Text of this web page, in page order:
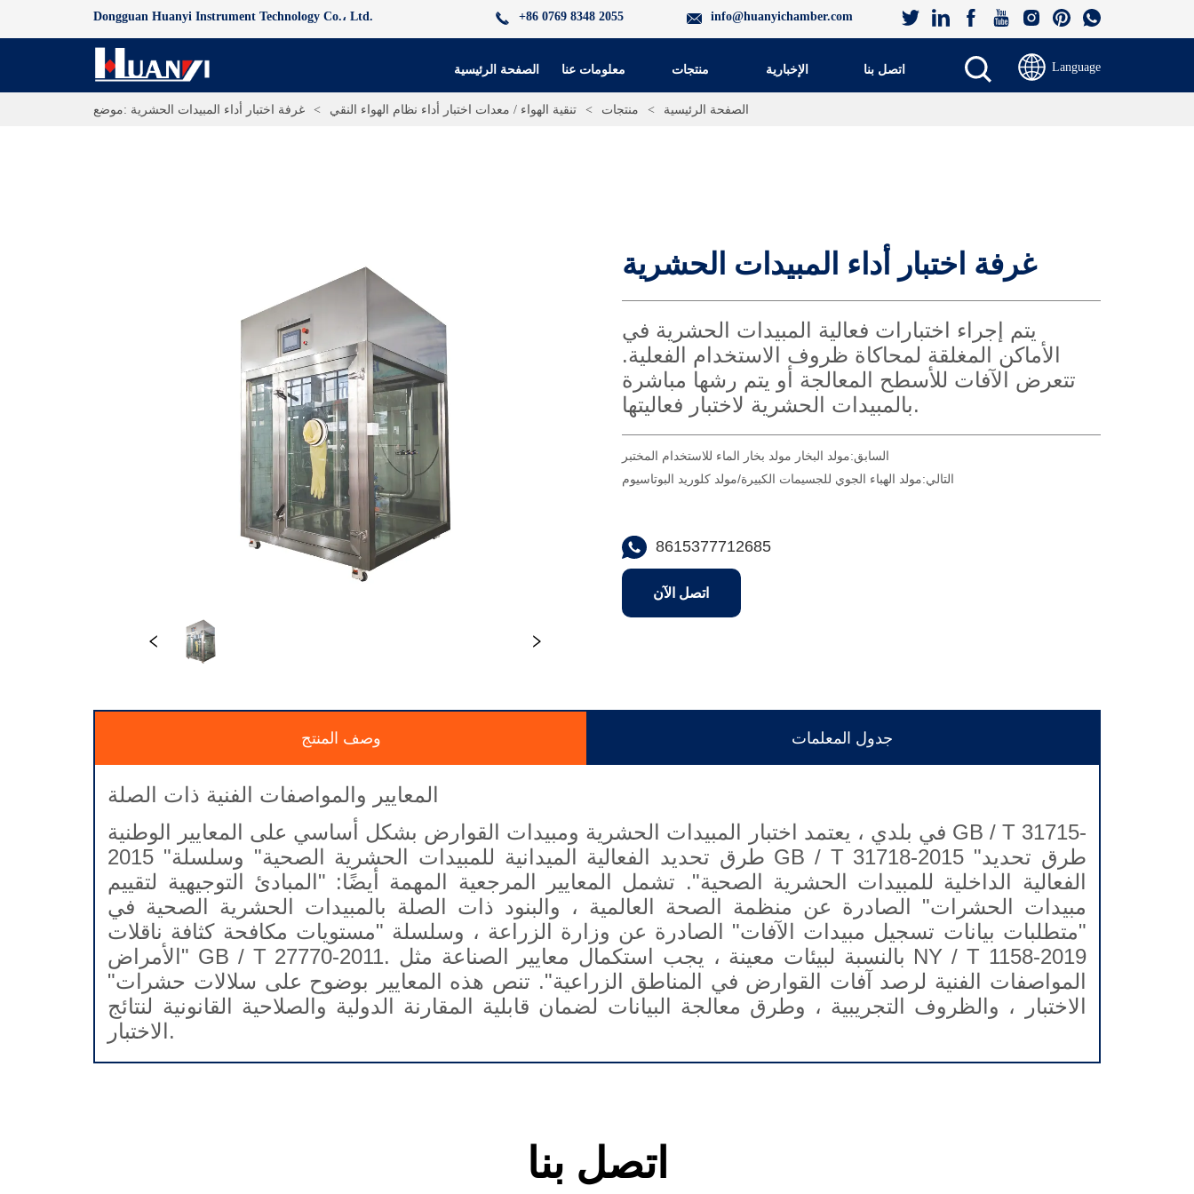
Dongguan Huanyi Instrument Technology Co.، Ltd. +86 0769 8348 2055 info@huanyichamber.com
الصفحة الرئيسية معلومات عنا منتجات الإخبارية اتصل بنا Language
موضع: الصفحة الرئيسية > منتجات > تنقية الهواء / معدات اختبار أداء نظام الهواء النقي > غرفة اختبار أداء المبيدات الحشرية
غرفة اختبار أداء المبيدات الحشرية
السابق:مولد البخار مولد بخار الماء للاستخدام المختبر
التالي:مولد الهباء الجوي للجسيمات الكبيرة/مولد كلوريد البوتاسيوم
8615377712685
اتصل الآن
وصف المنتج جدول المعلمات
اتصل بنا